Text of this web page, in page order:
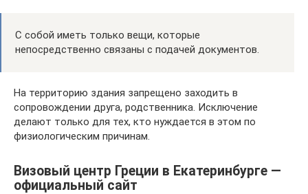
С собой иметь только вещи, которые
непосредственно связаны с подачей документов.
На территорию здания запрещено заходить в
сопровождении друга, родственника. Исключение
делают только для тех, кто нуждается в этом по
физиологическим причинам.
Визовый центр Греции в Екатеринбурге —
официальный сайт